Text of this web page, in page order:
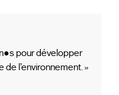
pour développer
l’environnement. »